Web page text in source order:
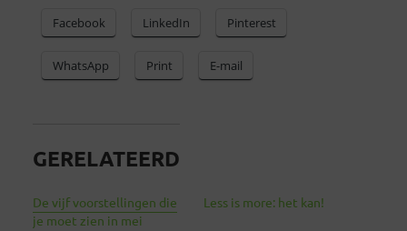
Facebook LinkedIn Pinterest
WhatsApp Print E-mail
GERELATEERD
De vijf voorstellingen die
je moet zien in mei
Less is more: het kan!